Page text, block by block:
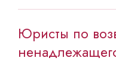
продажи
возмещении
Юристы по